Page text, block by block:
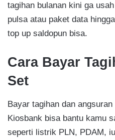
tagihan bulanan kini ga
pulsa atau paket data
top up saldopun bisa.
Cara Bayar
Set
Bayar tagihan dan
Kiosbank bisa bantu kamu
seperti listrik PLN, PDAM,